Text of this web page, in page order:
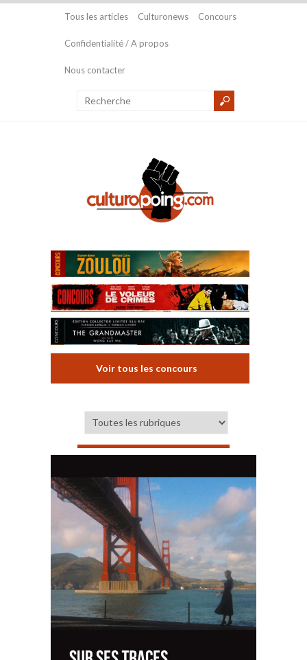
Tous les articles Culturonews Concours
Confidentialité / A propos
Nous contacter
Voir tous les concours